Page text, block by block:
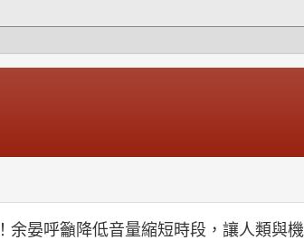
余晏呼籲降低音量縮短時段，讓人類與機